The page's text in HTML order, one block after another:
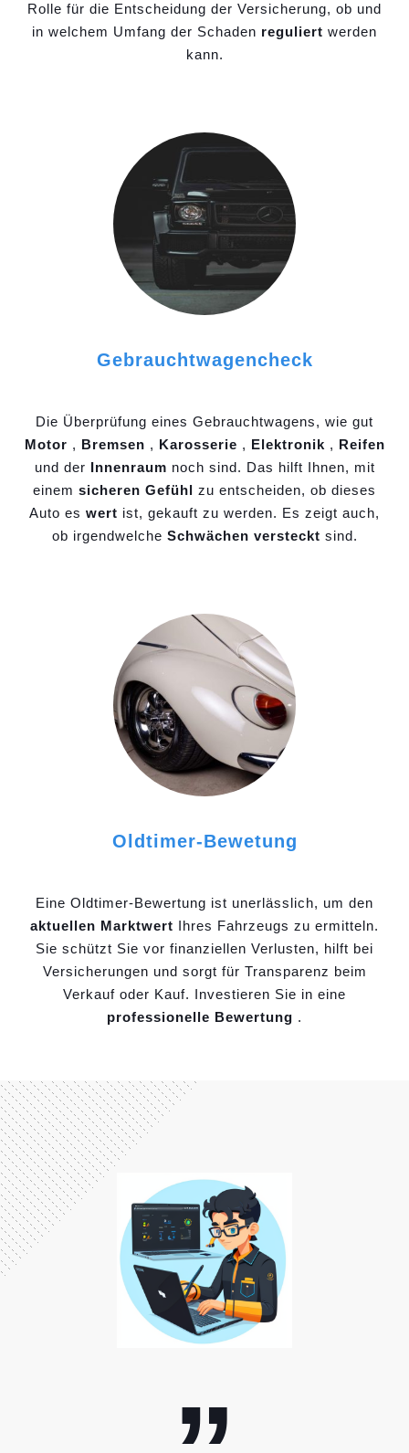
Rolle für die Entscheidung der Versicherung, ob und
in welchem Umfang der Schaden reguliert werden
kann.
Gebrauchtwagencheck
Die Überprüfung eines Gebrauchtwagens, wie gut
Motor , Bremsen , Karosserie , Elektronik , Reifen
und der Innenraum noch sind. Das hilft Ihnen, mit
einem sicheren Gefühl zu entscheiden, ob dieses
Auto es wert ist, gekauft zu werden. Es zeigt auch,
ob irgendwelche Schwächen versteckt sind.
Oldtimer-Bewetung
Eine Oldtimer-Bewertung ist unerlässlich, um den
aktuellen Marktwert Ihres Fahrzeugs zu ermitteln.
Sie schützt Sie vor finanziellen Verlusten, hilft bei
Versicherungen und sorgt für Transparenz beim
Verkauf oder Kauf. Investieren Sie in eine
professionelle Bewertung .
„